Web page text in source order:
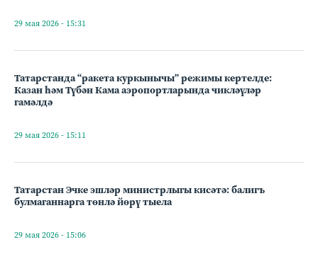
29 мая 2026 - 15:31
Татарстанда “ракета куркынычы” режимы кертелде:
Казан һәм Түбән Кама аэропортларында чикләүләр
гамәлдә
29 мая 2026 - 15:11
Татарстан Эчке эшләр министрлыгы кисәтә: балигъ
булмаганнарга төнлә йөрү тыела
29 мая 2026 - 15:06